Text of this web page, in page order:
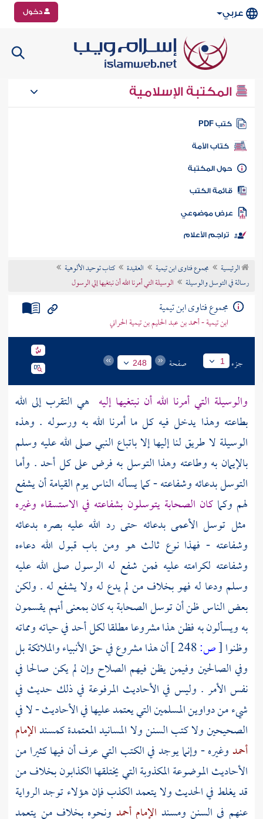
عربي دخول
المكتبة الإسلامية
كتب PDF
كتاب الأمة
المكتبة
الكتب
موضوعي
تراجم الأعلام
الرئيسية مجموع فتاوى ابن تيمية العقيدة
كتاب توحيد الألوهية
رسالة في التوسل والوسيلة
الوسيلة التي أمرنا الله أن نبتغيها إلي الرسول
مجموع فتاوى ابن تيمية
ابن تيمية - أحمد بن عبد الحليم بن تيمية الحراني
جزء 1 صفحة 248
والوسيلة التي أمرنا الله أن نبتغيها إليه هي التقرب إلى الله
بطاعته وهذا يدخل فيه كل ما أمرنا الله به ورسوله . وهذه
الوسيلة لا طريق لنا إليها إلا باتباع النبي صلى الله عليه وسلم
بالإيمان به وطاعته وهذا التوسل به فرض على كل أحد . وأما
التوسل بدعائه وشفاعته - كما يسأله الناس يوم القيامة أن يشفع
لهم وكماكان الصحابةيتوسلون بشفاعته في الاستسقاء وغيره
مثل توسل الأعمى بدعائه حتى رد الله عليه بصره بدعائه
وشفاعته - فهذا نوع ثالث هو ومن باب قبول الله دعاءه
وشفاعته لكرامته عليه فمن شفع له الرسول صلى الله عليه
وسلم ودعا له فهو بخلاف من لم يدع له ولا يشفع له . ولكن
بعض الناس ظن أن توسلالصحابةبه كان بمعنى أنهم يقسمون
به ويسألون به فظن هذا مشروعا مطلقا لكل أحد في حياته ومماته
وظنوا[ص:
أن هذا مشروع في حق الأنبياء والملائكة بل
وفي الصالحين وفيمن يظن فيهم الصلاح وإن لم يكن صالحا في
نفس الأمر . وليس في الأحاديث المرفوعة في ذلك حديث في
شيء من دواوين المسلمين التي يعتمد عليها في الأحاديث - لا في
الصحيحين ولا كتب السنن ولا المسانيد المعتمدة كمسندالإمام
أحمدوغيره - وإنما يوجد في الكتب التي عرف أن فيها كثيرا من
الأحاديث الموضوعة المكذوبة التي يختلقها الكذابون بخلاف من
قد يغلط في الحديث ولا يتعمد الكذب فإن هؤلاء توجد الرواية
عنهم في السنن ومسند الإمام أحمد ونحوه بخلاف من يتعمد